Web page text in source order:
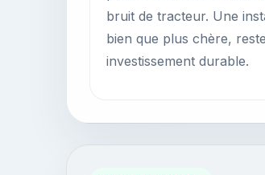
bruit de tracteur. Une
bien que plus chère,
investissement durable.